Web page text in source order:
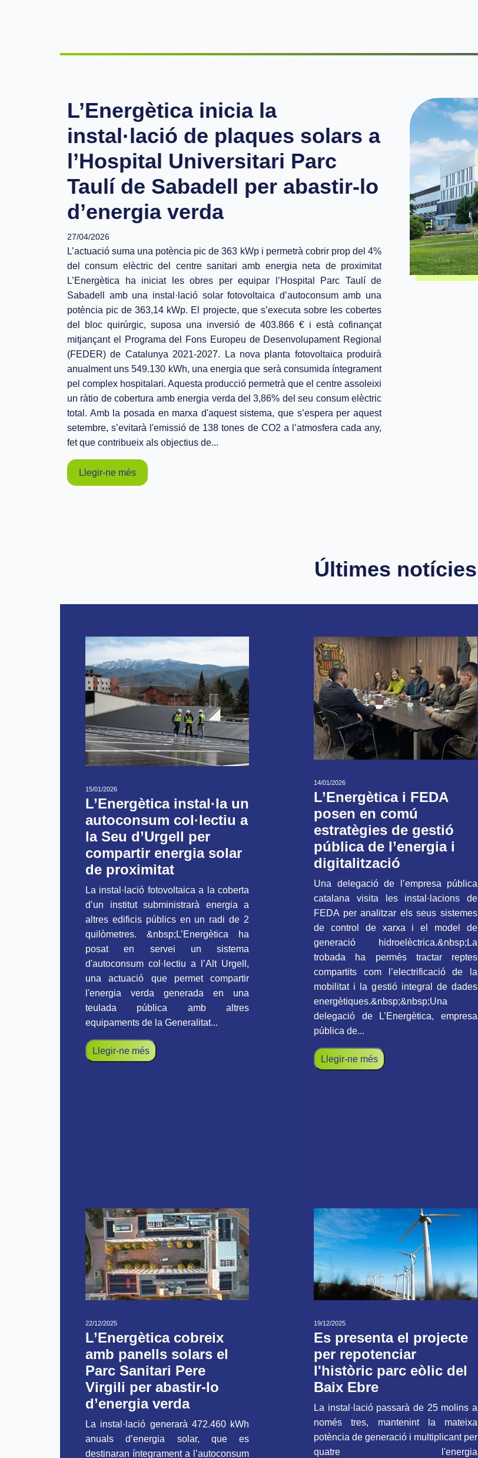
L’Energètica inicia la
instal·lació de plaques solars a
l’Hospital Universitari Parc
Taulí de Sabadell per abastir-lo
d’energia verda
27/04/2026
L’actuació suma una potència pic de 363 kWp i permetrà cobrir prop del 4%
del consum elèctric del centre sanitari amb energia neta de proximitat
L’Energètica ha iniciat les obres per equipar l’Hospital Parc Taulí de
Sabadell amb una instal·lació solar fotovoltaica d’autoconsum amb una
potència pic de 363,14 kWp. El projecte, que s’executa sobre les cobertes
del bloc quirúrgic, suposa una inversió de 403.866 € i està cofinançat
mitjançant el Programa del Fons Europeu de Desenvolupament Regional
(FEDER) de Catalunya 2021-2027. La nova planta fotovoltaica produirà
anualment uns 549.130 kWh, una energia que serà consumida íntegrament
pel complex hospitalari. Aquesta producció permetrà que el centre assoleixi
un ràtio de cobertura amb energia verda del 3,86% del seu consum elèctric
total. Amb la posada en marxa d'aquest sistema, que s’espera per aquest
setembre, s’evitarà l'emissió de 138 tones de CO2 a l’atmosfera cada any,
fet que contribueix als objectius de...
Llegir-ne més
Últimes notícies
15/01/2026
L’Energètica instal·la un
autoconsum col·lectiu a
la Seu d’Urgell per
compartir energia solar
de proximitat
La instal·lació fotovoltaica a la coberta
d’un institut subministrarà energia a
altres edificis públics en un radi de 2
quilòmetres. &nbsp;L’Energètica ha
posat en servei un sistema
d'autoconsum col·lectiu a l’Alt Urgell,
una actuació que permet compartir
l'energia verda generada en una
teulada pública amb altres
equipaments de la Generalitat...
Llegir-ne més
14/01/2026
L’Energètica i FEDA
posen en comú
estratègies de gestió
pública de l’energia i
digitalització
Una delegació de l’empresa pública
catalana visita les instal·lacions de
FEDA per analitzar els seus sistemes
de control de xarxa i el model de
generació hidroelèctrica.&nbsp;La
trobada ha permès tractar reptes
compartits com l’electrificació de la
mobilitat i la gestió integral de dades
energètiques.&nbsp;&nbsp;Una
delegació de L’Energètica, empresa
pública de...
Llegir-ne més
22/12/2025
L’Energètica cobreix
amb panells solars el
Parc Sanitari Pere
Virgili per abastir-lo
d’energia verda
La instal·lació generarà 472.460 kWh
anuals d’energia solar, que es
destinaran íntegrament a l’autoconsum
19/12/2025
Es presenta el projecte
per repotenciar
l'històric parc eòlic del
Baix Ebre
La instal·lació passarà de 25 molins a
només tres, mantenint la mateixa
potència de generació i multiplicant per
quatre l'energia